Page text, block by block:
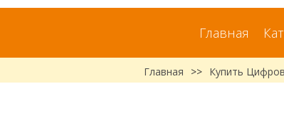
Главная
Главная >> Купить